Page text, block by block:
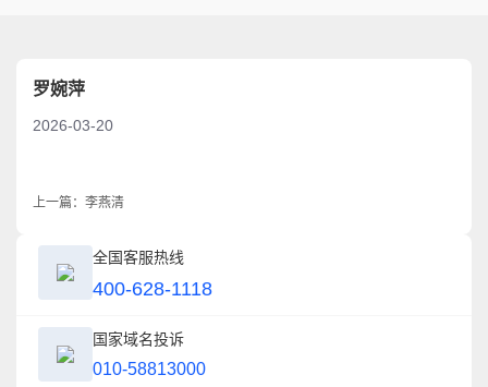
罗婉萍
2026-03-20
上一篇： 李燕清
全国客服热线
400-628-1118
国家域名投诉
010-58813000